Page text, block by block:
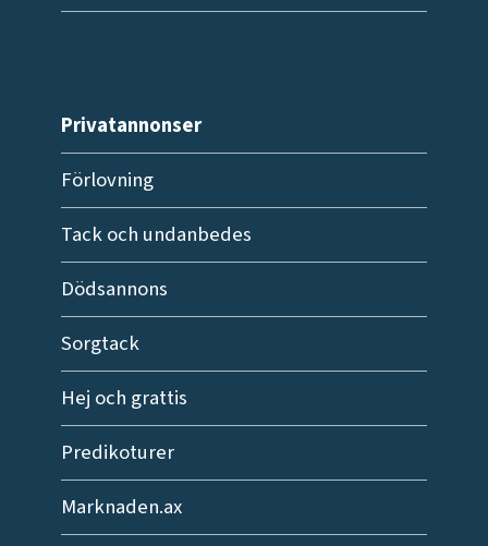
Privatannonser
Förlovning
Tack och undanbedes
Dödsannons
Sorgtack
Hej och grattis
Predikoturer
Marknaden.ax